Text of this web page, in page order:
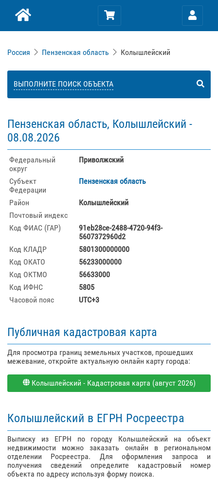
Россия Пензенская область Колышлейский
ВЫПОЛНИТЕ ПОИСК ОБЪЕКТА
Пензенская область, Колышлейский -
08.08.2026
Федеральный
округ
Приволжский
Субъект
Федерации
Пензенская область
Район
Колышлейский
Почтовый индекс
Код ФИАС (ГАР)
91eb28ce-2488-4720-94f3-
5607372960d2
Код КЛАДР
5801300000000
Код ОКАТО
56233000000
Код ОКТМО
56633000
Код ИФНС
5805
Часовой пояс
UTC+3
Публичная кадастровая карта
Для просмотра границ земельных участков, прошедших
межевание, откройте актуальную онлайн карту города:
Колышлейский - Кадастровая карта (август 2026)
Колышлейский в ЕГРН Росреестра
Выписку из ЕГРН по городу Колышлейский на объект
недвижимости можно заказать онлайн в региональном
отделении Росреестра. Для оформления запроса и
получения сведений определите кадастровый номер
объекта по адресу используя форму поиска.